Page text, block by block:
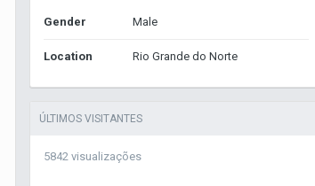
Gender Male
Location Rio Grande do Norte
ÚLTIMOS VISITANTES
5842 visualizações